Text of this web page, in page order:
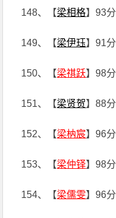
148、【梁相格】93分
149、【梁伊珏】91分
150、【梁祺跃】98分
151、【梁贤贺】88分
152、【梁枘宸】96分
153、【梁仲铎】98分
154、【梁儒雯】96分